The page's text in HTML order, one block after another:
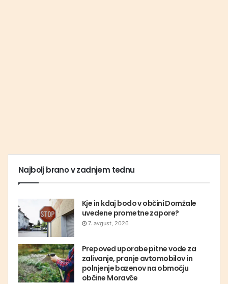
Najbolj brano v zadnjem tednu
Kje in kdaj bodo v občini Domžale
uvedene prometne zapore?
7. avgust, 2026
Prepoved uporabe pitne vode za
zalivanje, pranje avtomobilov in
polnjenje bazenov na območju
občine Moravče